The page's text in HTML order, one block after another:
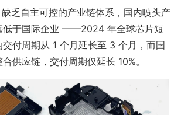
乏自主可控的产业链体系，国内喷头产
低于国际企业 ——2024 年全球芯片短
付周期从 1 个月延长至 3 个月，而国
供应链，交付周期仅延长 10%。